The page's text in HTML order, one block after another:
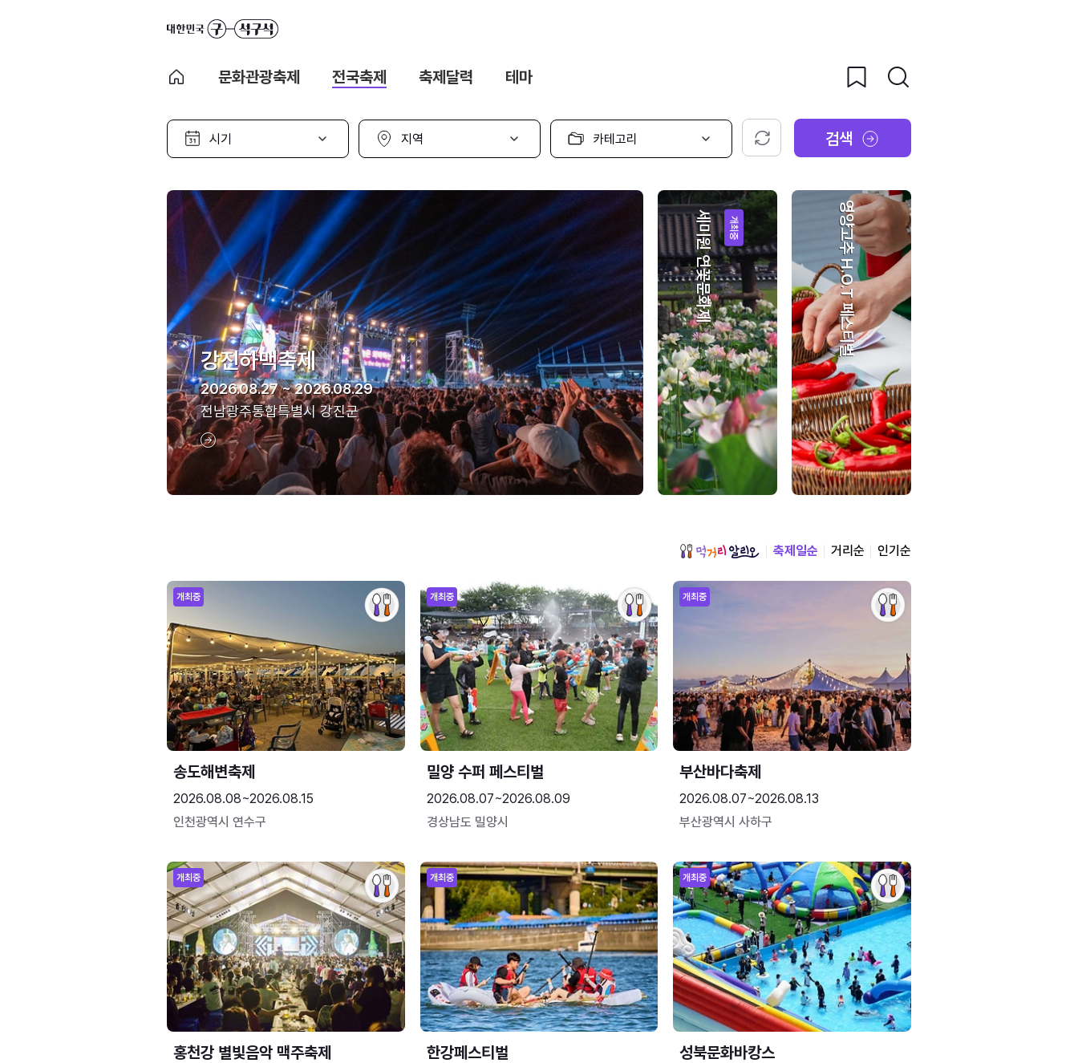
문화관광축제 전국축제 축제달력 테마
시
선
지
선
카
고
선
택
초기화 검색
강진하맥축제
2026.08.27 ~ 2026.08.29
전남광주통합특별시 강진군
개최중
세미원 연꽃문화제 영양고추 H.O.T 페스티벌
축제일순 거리순 인기순
개최중
송도해변축제
2026.08.08~2026.08.15
인천광역시 연수구
개최중
밀양 수퍼 페스티벌
2026.08.07~2026.08.09
경상남도 밀양시
개최중
부산바다축제
2026.08.07~2026.08.13
부산광역시 사하구
개최중
홍천강 별빛음악 맥주축제
개최중
한강페스티벌
개최중
성북문화바캉스